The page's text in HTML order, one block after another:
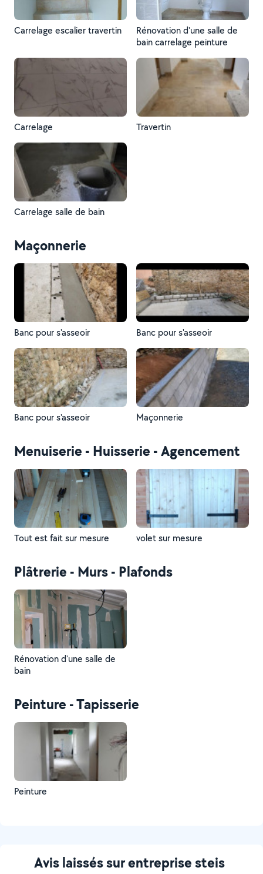
Carrelage escalier travertin
Rénovation d'une salle de
bain carrelage peinture
Carrelage Travertin
Carrelage salle de bain
Maçonnerie
Banc pour s'asseoir Banc pour s'asseoir
Banc pour s'asseoir Maçonnerie
Menuiserie - Huisserie - Agencement
Tout est fait sur mesure volet sur mesure
Plâtrerie - Murs - Plafonds
Rénovation d'une salle de
bain
Peinture - Tapisserie
Peinture
Avis laissés sur entreprise steis